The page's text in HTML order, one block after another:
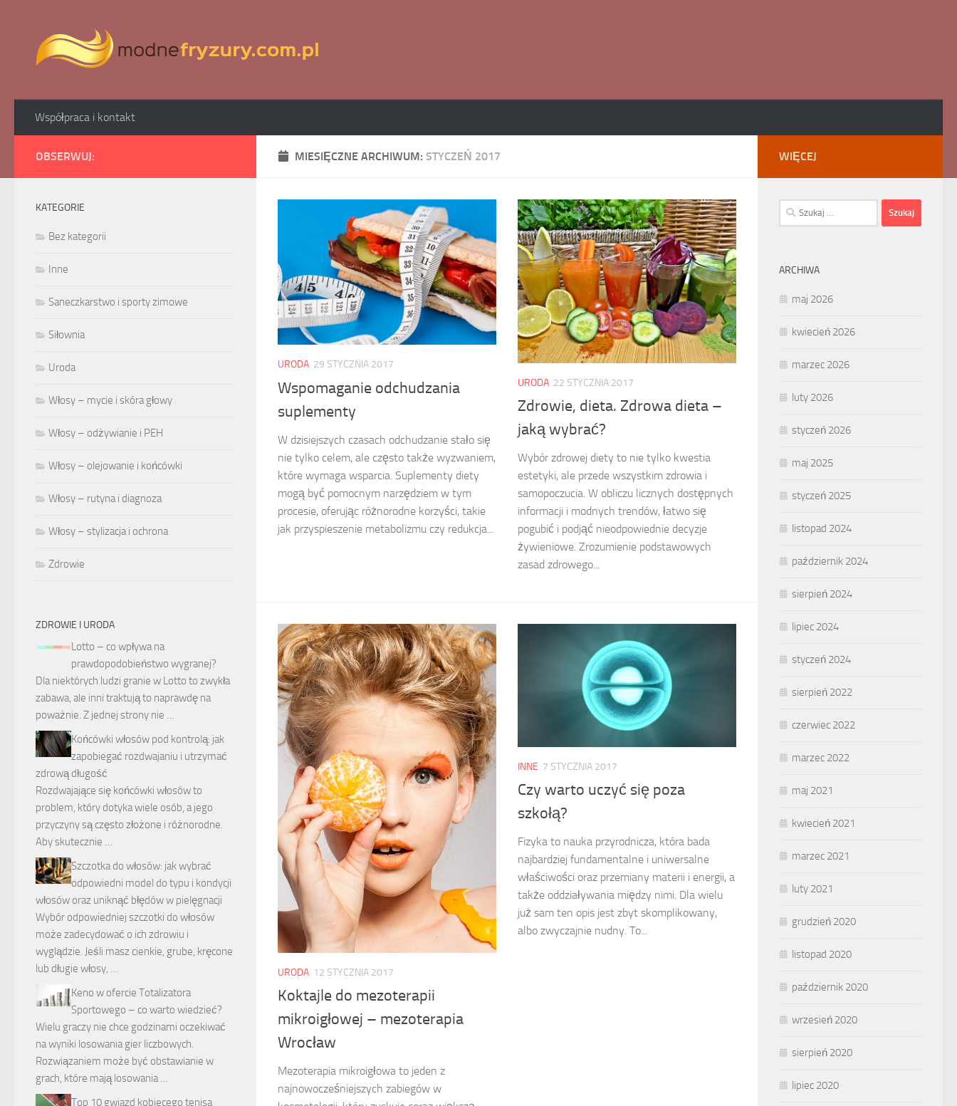
Współpraca i kontakt
MIESIĘCZNE ARCHIWUM: STYCZEŃ 2017
URODA 29 STYCZNIA 2017
Wspomaganie odchudzania
suplementy
W dzisiejszych czasach odchudzanie stało się
nie tylko celem, ale często także wyzwaniem,
które wymaga wsparcia. Suplementy diety
mogą być pomocnym narzędziem w tym
procesie, oferując różnorodne korzyści, takie
jak przyspieszenie metabolizmu czy redukcja...
URODA 22 STYCZNIA 2017
Zdrowie, dieta. Zdrowa dieta –
jaką wybrać?
Wybór zdrowej diety to nie tylko kwestia
estetyki, ale przede wszystkim zdrowia i
samopoczucia. W obliczu licznych dostępnych
informacji i modnych trendów, łatwo się
pogubić i podjąć nieodpowiednie decyzje
żywieniowe. Zrozumienie podstawowych
zasad zdrowego...
URODA 12 STYCZNIA 2017
Koktajle do mezoterapii
mikroigłowej – mezoterapia
Wrocław
Mezoterapia mikroigłowa to jeden z
najnowocześniejszych zabiegów w
INNE 7 STYCZNIA 2017
Czy warto uczyć się poza
szkołą?
Fizyka to nauka przyrodnicza, która bada
najbardziej fundamentalne i uniwersalne
właściwości oraz przemiany materii i energii, a
także oddziaływania między nimi. Dla wielu
już sam ten opis jest zbyt skomplikowany,
albo zwyczajnie nudny. To...
OBSERWUJ:
KATEGORIE
Bez kategorii
Inne
Saneczkarstwo i sporty zimowe
Siłownia
Uroda
Włosy – mycie i skóra głowy
Włosy – odżywianie i PEH
Włosy – olejowanie i końcówki
Włosy – rutyna i diagnoza
Włosy – stylizacja i ochrona
Zdrowie
ZDROWIE I URODA
Lotto – co wpływa na
prawdopodobieństwo wygranej?
Dla niektórych ludzi granie w Lotto to zwykła
zabawa, ale inni traktują to naprawdę na
poważnie. Z jednej strony nie …
Końcówki włosów pod kontrolą: jak
zapobiegać rozdwajaniu i utrzymać
zdrową długość
Rozdwajające się końcówki włosów to
problem, który dotyka wiele osób, a jego
przyczyny są często złożone i różnorodne.
Aby skutecznie …
Szczotka do włosów: jak wybrać
odpowiedni model do typu i kondycji
włosów oraz uniknąć błędów w pielęgnacji
Wybór odpowiedniej szczotki do włosów
może zadecydować o ich zdrowiu i
wyglądzie. Jeśli masz cienkie, grube, kręcone
lub długie włosy, …
Keno w ofercie Totalizatora
Sportowego – co warto wiedzieć?
Wielu graczy nie chce godzinami oczekiwać
na wyniki losowania gier liczbowych.
Rozwiązaniem może być obstawianie w
grach, które mają losowania …
Top 10 gwiazd kobiecego tenisa
WIĘCEJ
Szukaj:
ARCHIWA
maj 2026
kwiecień 2026
marzec 2026
luty 2026
styczeń 2026
maj 2025
styczeń 2025
listopad 2024
październik 2024
sierpień 2024
lipiec 2024
styczeń 2024
sierpień 2022
czerwiec 2022
marzec 2022
maj 2021
kwiecień 2021
marzec 2021
luty 2021
grudzień 2020
listopad 2020
październik 2020
wrzesień 2020
sierpień 2020
lipiec 2020